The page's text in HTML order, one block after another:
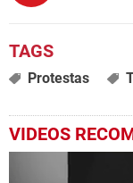
Protestas
VIDEOS